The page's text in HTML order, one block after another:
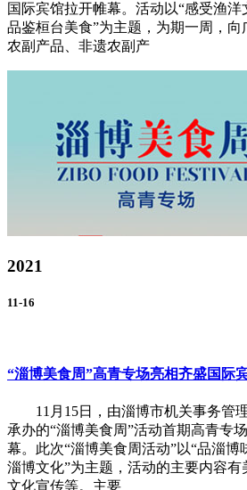
国际宾馆拉开帷幕。活动以“感受渔洋
品鉴桓台美食”为主题，为期一周，
农副产品、非遗农副产
2021
11-16
“淄博美食周”高青专场亮相齐盛国际
11月15日，由淄博市机关事务管
承办的“淄博美食周”活动首期高青专
幕。此次“淄博美食周活动”以“品淄博
淄博文化”为主题，活动的主要内容有
文化宣传等。主要